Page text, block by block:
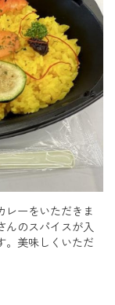
レーをいただきま
んのスパイスが入
。美味しくいただ